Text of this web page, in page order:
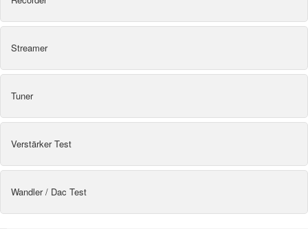
Streamer
Tuner
Verstärker Test
Wandler / Dac Test